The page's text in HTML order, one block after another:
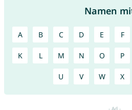
Namen
A B C D E F
K L M N O P
U V W X